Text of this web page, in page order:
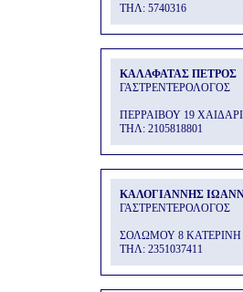
THΛ: 5740316
ΚΑΛΑΦΑΤΑΣ ΠΕΤΡΟΣ
ΓΑΣΤΡΕΝΤΕΡΟΛΟΓΟΣ
ΠΕΡΡΑΙΒΟΥ 19 ΧΑΙΔΑΡΙ
THΛ: 2105818801
ΚΑΛΟΓΙΑΝΝΗΣ
ΓΑΣΤΡΕΝΤΕΡΟΛΟΓΟΣ
ΣΟΛΩΜΟΥ 8 ΚΑΤΕΡΙΝΗ
THΛ: 2351037411